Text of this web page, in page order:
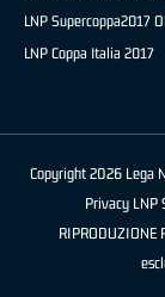
LNP Supercoppa2017
LNP Coppa Italia 2017
Copyright 2026 Lega
Privacy LNP
RIPRODUZIONE